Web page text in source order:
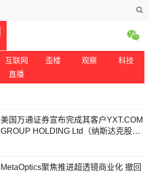
互联网 歪楼 观察
科技
直播
美国万通证券宣布完成其客户YXT.COM
GROUP HOLDING Ltd（纳斯达克股票
MetaOptics聚焦推进超透镜商业化 撤回